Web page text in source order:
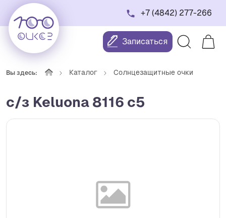
+7 (4842) 277-266
Записаться
Вы здесь: Каталог Солнцезащитные очки
с/з Keluona 8116 c5